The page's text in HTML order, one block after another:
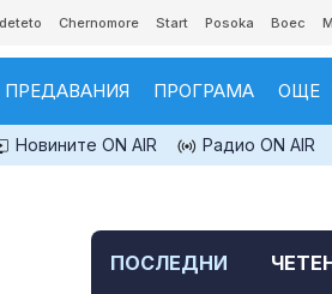
Chernomore Start Posoka Boec
ПРЕДАВАНИЯ ПРОГРАМА ОЩЕ
Новините ON AIR Радио ON AIR
ПОСЛЕДНИ